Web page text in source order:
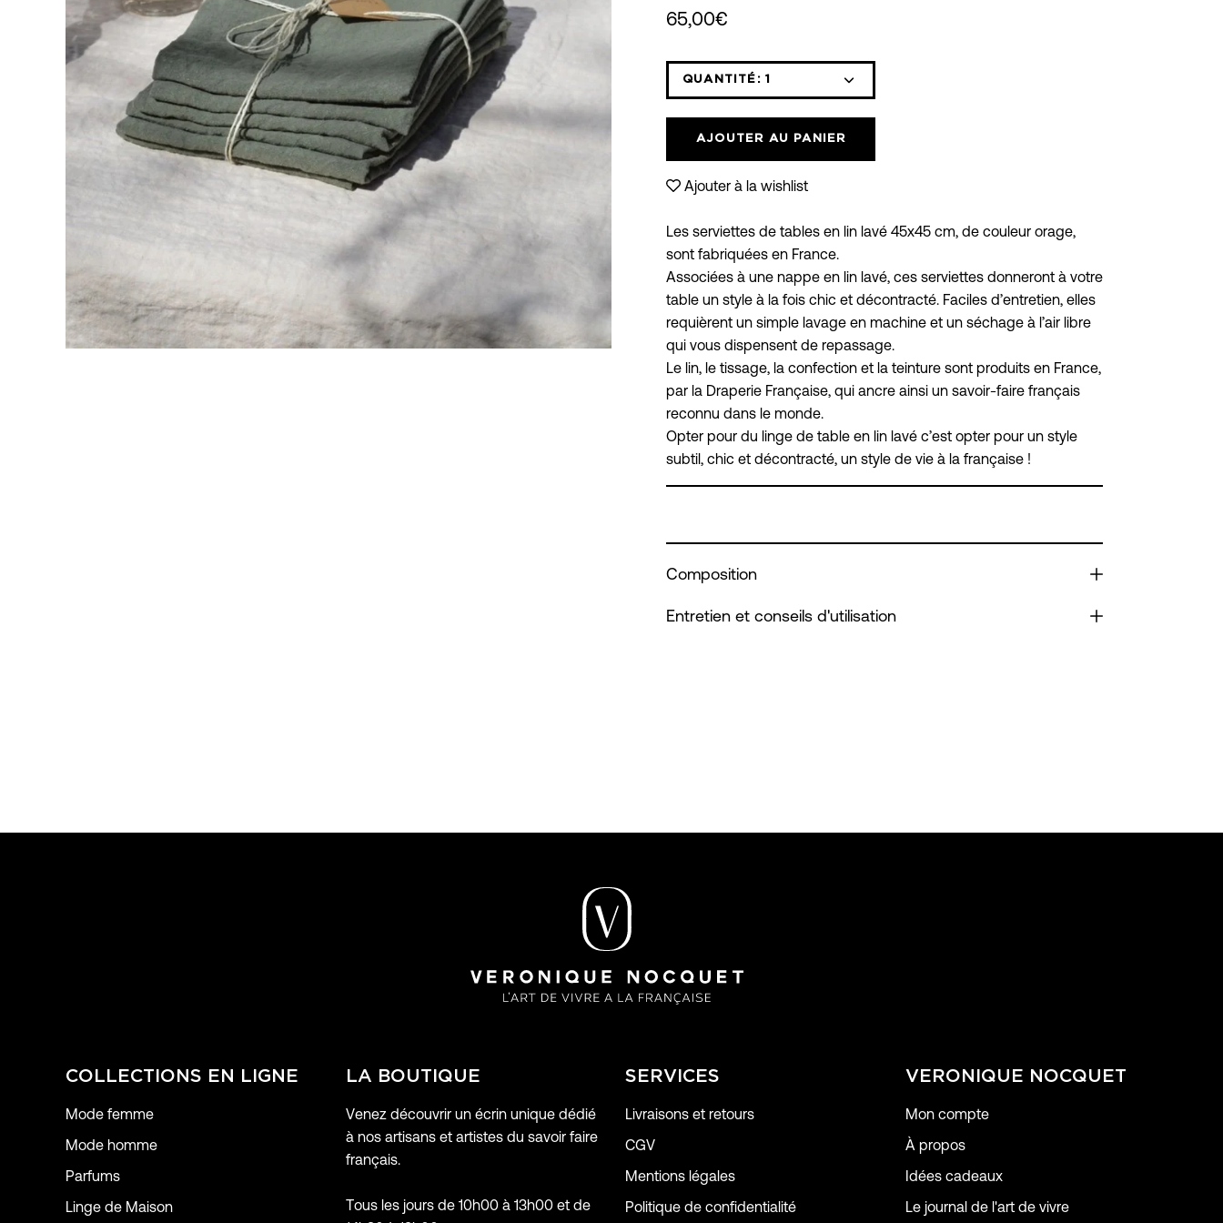
65,00€
QUANTITÉ: 1
AJOUTER AU PANIER
Ajouter à la wishlist
Les serviettes de tables en lin lavé 45x45 cm, de couleur orage,
sont fabriquées en France.
Associées à une nappe en lin lavé, ces serviettes donneront à votre
table un style à la fois chic et décontracté. Faciles d’entretien, elles
requièrent un simple lavage en machine et un séchage à l’air libre
qui vous dispensent de repassage.
Le lin, le tissage, la confection et la teinture sont produits en France,
par la Draperie Française, qui ancre ainsi un savoir-faire français
reconnu dans le monde.
Opter pour du linge de table en lin lavé c’est opter pour un style
subtil, chic et décontracté, un style de vie à la française !
Composition
Entretien et conseils d'utilisation
COLLECTIONS EN LIGNE
Mode femme
Mode homme
Parfums
Linge de Maison
LA BOUTIQUE
Venez découvrir un écrin unique dédié
à nos artisans et artistes du savoir faire
français.
Tous les jours de 10h00 à 13h00 et de
SERVICES
Livraisons et retours
CGV
Mentions légales
Politique de confidentialité
VERONIQUE NOCQUET
Mon compte
À propos
Idées cadeaux
Le journal de l'art de vivre